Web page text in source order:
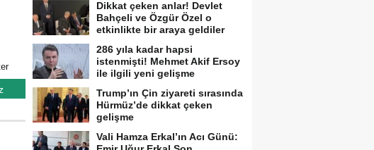
Dikkat çeken anlar! Devlet
Bahçeli ve Özgür Özel o
etkinlikte bir araya geldiler
286 yıla kadar hapsi
istenmişti! Mehmet Akif Ersoy
ile ilgili yeni gelişme
Trump’ın Çin ziyareti sırasında
Hürmüz’de dikkat çeken
gelişme
Vali Hamza Erkal’ın Acı Günü: